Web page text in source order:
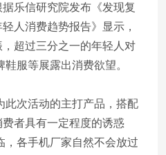
乐信研究院发布《发现复
人消费趋势报告》显示，
超过三分之一的年轻人对
服等展露出消费欲望。
此次活动的主打产品，搭配
者具有一定程度的诱惑
，各手机厂家自然不会放过